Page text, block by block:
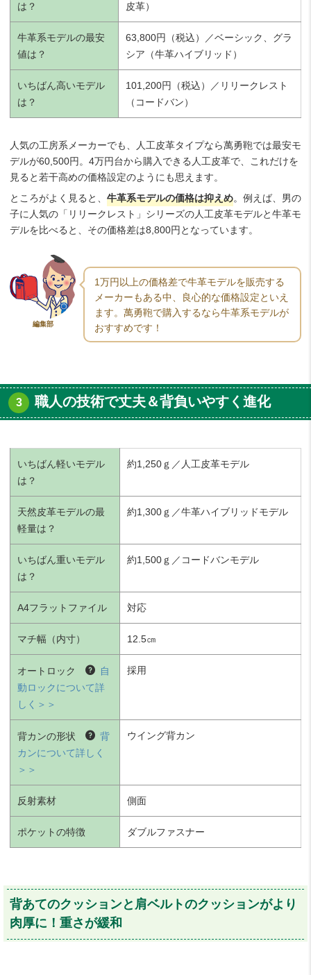
は？
皮革）
牛革系モデルの最安
値は？
63,800円（税込）／ベーシック、グラ
シア（牛革ハイブリッド）
いちばん高いモデル
は？
101,200円（税込）／リリークレスト
（コードバン）
人気の工房系メーカーでも、人工皮革タイプなら萬勇鞄では最安モ
デルが60,500円。4万円台から購入できる人工皮革で、これだけを
見ると若干高めの価格設定のようにも思えます。
ところがよく見ると、 牛革系モデルの価格は抑えめ。例えば、男の
子に人気の「リリークレスト」シリーズの人工皮革モデルと牛革モ
デルを比べると、その価格差は8,800円となっています。
編集部
1万円以上の価格差で牛革モデルを販売する
メーカーもある中、良心的な価格設定といえ
ます。萬勇鞄で購入するなら牛革系モデルが
おすすめです！
職人の技術で丈夫＆背負いやすく進化
いちばん軽いモデル
は？
約1,250ｇ／人工皮革モデル
天然皮革モデルの最
軽量は？
約1,300ｇ／牛革ハイブリッドモデル
いちばん重いモデル
は？
約1,500ｇ／コードバンモデル
A4フラットファイル 対応
マチ幅（内寸） 12.5㎝
オートロック
自
動ロックについて詳
しく＞＞
採用
背カンの形状
背
カンについて詳しく
＞＞
ウイング背カン
反射素材 側面
ポケットの特徴 ダブルファスナー
背あてのクッションと肩ベルトのクッションがより
肉厚に！重さが緩和